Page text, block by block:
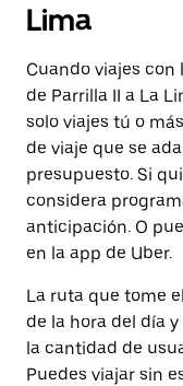
Lima
Cuando viajes con
de Parrilla II a La
solo viajes tú o
de viaje que se
presupuesto. Si
considera
anticipación. O
en la app de Uber.
La ruta que tome
de la hora del día
la cantidad de
Puedes viajar sin